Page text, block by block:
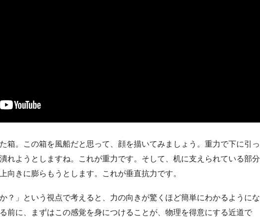
箱。この箱を風船だと思って、顔を描いてみましょう。重力で下に引っ
れようとしますね。これが重力です。そして、机に支えられている部分
向きに膨らもうとします。これが垂直抗力です。
？」という視点で考えると、力の向きが驚くほど簡単にわかるようにな
前に、まずはこの感覚を身につけることが、物理を得意にする近道で